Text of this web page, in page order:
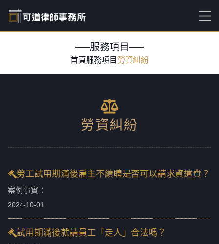
服務項目
首頁服務項目 勞資糾紛
勞資糾紛
勞工試用期滿後雇主不續聘是否可以請求資遣費？
案例事實：
2024-10-01
試用期滿後就請員工「走人」合法嗎？